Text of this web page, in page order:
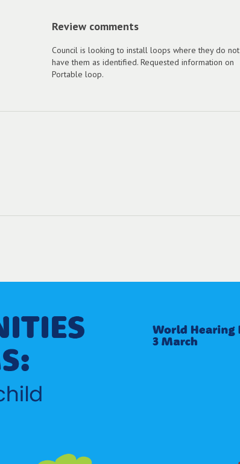
Review comments
Council is looking to install loops where they do not
have them as identified. Requested information on
Portable loop.